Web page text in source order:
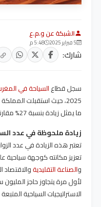
الشبكة عن و.م.ع
5 فبراير 2025 5:48 م
شارك:
سجل قطاعالسياحة في
ما يمثل زيادة بنسبة 27% مقارنة بنفس الشهر من العام الماضي
زيادة ملحوظة في عدد
تعتبر هذه الزيادة في عدد
تعزيز مكانته كوجهة سياحية
والصناعة التقليديةوالاقتصاد
لأول مرة يتجاوز حاجز
الاستراتيجيات السياحية